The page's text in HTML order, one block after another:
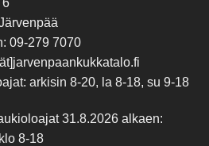
09-279 7070
arkisin 8-20, la 8-18, su 9-18
31.8.2026 alkaen:
8-18